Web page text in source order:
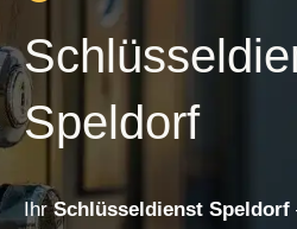
Speldorf
IhrSchlüsseldienst Speldorf